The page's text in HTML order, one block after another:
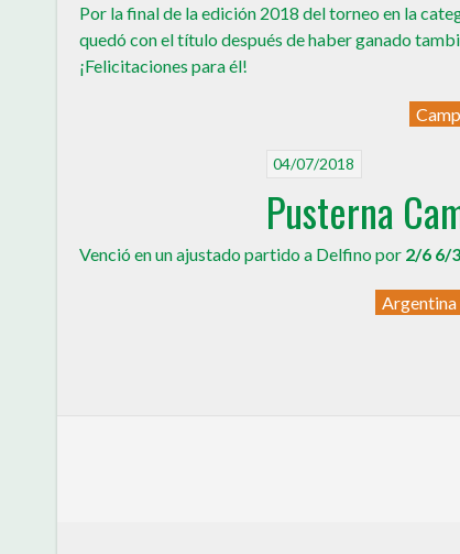
Por la final de la edición 2018 del torneo en la
quedó con el título después de haber ganado
¡Felicitaciones para él!
04/07/2018
Pusterna
Venció en un ajustado partido a Delfino por 2/6 6/
Argentina